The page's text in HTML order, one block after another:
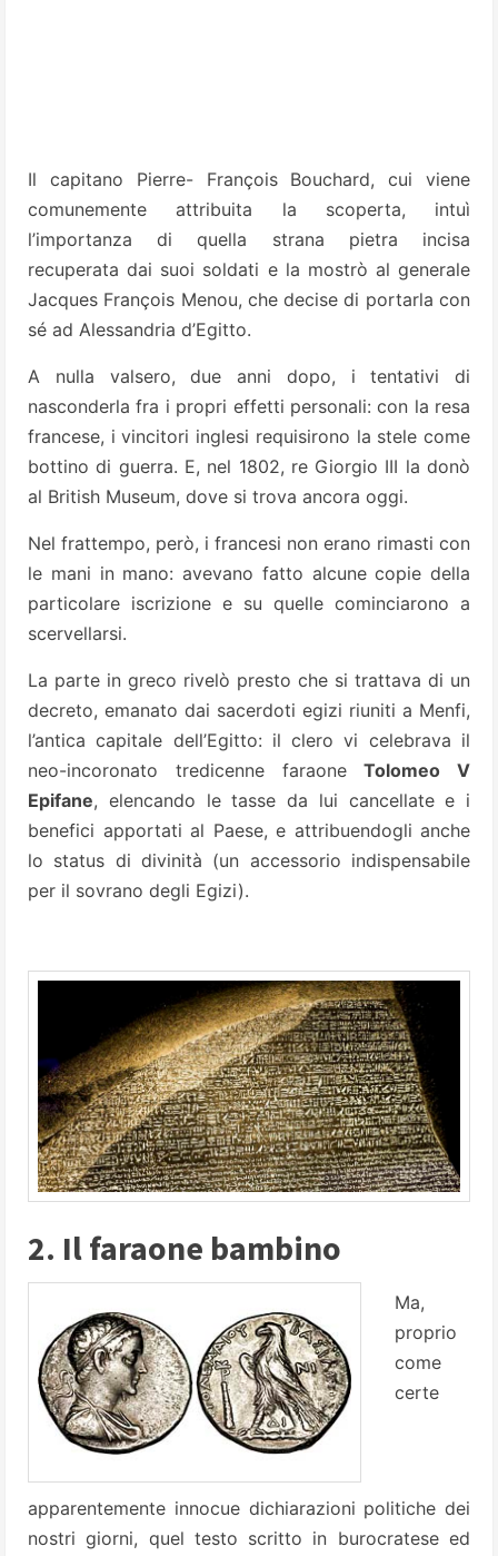
Il capitano Pierre- François Bouchard, cui viene
comunemente attribuita la scoperta, intuì
l’importanza di quella strana pietra incisa
recuperata dai suoi soldati e la mostrò al generale
Jacques François Menou, che decise di portarla con
sé ad Alessandria d’Egitto.
A nulla valsero, due anni dopo, i tentativi di
nasconderla fra i propri effetti personali: con la resa
francese, i vincitori inglesi requisirono la stele come
bottino di guerra. E, nel 1802, re Giorgio III la donò
al British Museum, dove si trova ancora oggi.
Nel frattempo, però, i francesi non erano rimasti con
le mani in mano: avevano fatto alcune copie della
particolare iscrizione e su quelle cominciarono a
scervellarsi.
La parte in greco rivelò presto che si trattava di un
decreto, emanato dai sacerdoti egizi riuniti a Menfi,
l’antica capitale dell’Egitto: il clero vi celebrava il
neo-incoronato tredicenne faraoneTolomeo V
Epifane, elencando le tasse da lui cancellate e i
benefici apportati al Paese, e attribuendogli anche
lo status di divinità (un accessorio indispensabile
per il sovrano degli Egizi).
2. Il faraone bambino
Ma,
proprio
come
certe
apparentemente innocue dichiarazioni politiche dei
nostri giorni, quel testo scritto in burocratese ed